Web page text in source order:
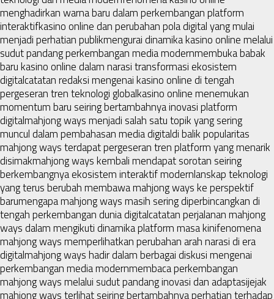
menghadirkan warna baru dalam perkembangan platform
interaktifkasino online dan perubahan pola digital yang mulai
menjadi perhatian publikmengurai dinamika kasino online melalui
sudut pandang perkembangan media modernmembuka babak
baru kasino online dalam narasi transformasi ekosistem
digitalcatatan redaksi mengenai kasino online di tengah
pergeseran tren teknologi globalkasino online menemukan
momentum baru seiring bertambahnya inovasi platform
digitalmahjong ways menjadi salah satu topik yang sering
muncul dalam pembahasan media digitaldi balik popularitas
mahjong ways terdapat pergeseran tren platform yang menarik
disimakmahjong ways kembali mendapat sorotan seiring
berkembangnya ekosistem interaktif modernlanskap teknologi
yang terus berubah membawa mahjong ways ke perspektif
barumengapa mahjong ways masih sering diperbincangkan di
tengah perkembangan dunia digitalcatatan perjalanan mahjong
ways dalam mengikuti dinamika platform masa kinifenomena
mahjong ways memperlihatkan perubahan arah narasi di era
digitalmahjong ways hadir dalam berbagai diskusi mengenai
perkembangan media modernmembaca perkembangan
mahjong ways melalui sudut pandang inovasi dan adaptasijejak
mahjong ways terlihat seiring bertambahnya perhatian terhadap